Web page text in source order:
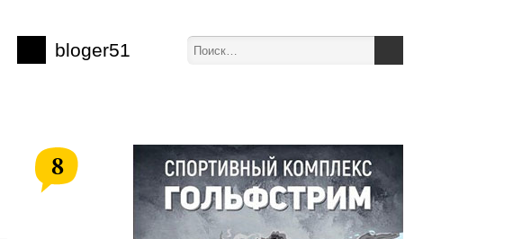
bloger51
8